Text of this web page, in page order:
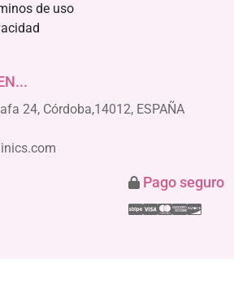
de uso
24, Córdoba,14012, ESPAÑA
Pago seguro
Stripe
Visa